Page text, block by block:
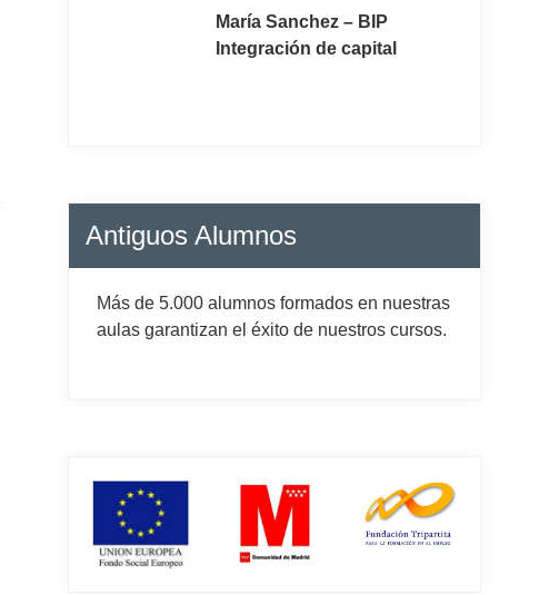
María Sanchez – BIP
Integración de capital
Antiguos Alumnos
Más de 5.000 alumnos formados en nuestras
aulas garantizan el éxito de nuestros cursos.